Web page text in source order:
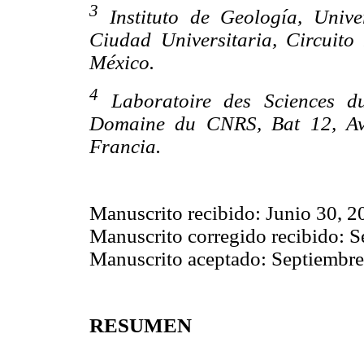
3
Instituto de Geología,
Ciudad Universitaria, Circuito
México.
4
Laboratoire des Sciences
Domaine du CNRS, Bat 12,
Francia.
Manuscrito recibido: Junio 30,
Manuscrito corregido recibido:
Manuscrito aceptado:
RESUMEN